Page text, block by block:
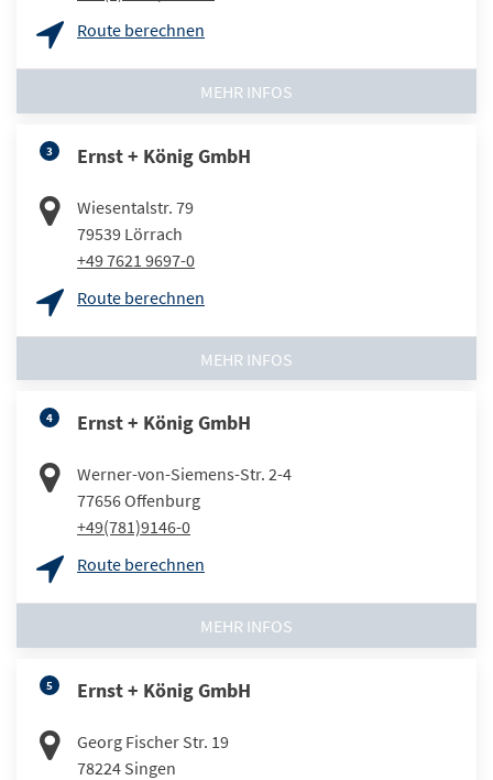
Route berechnen
MEHR INFOS
3 Ernst + König GmbH
Wiesentalstr. 79
79539 Lörrach
+49 7621 9697-0
Route berechnen
MEHR INFOS
4 Ernst + König GmbH
Werner-von-Siemens-Str. 2-4
77656Offenburg
+49(781)9146-0
Route berechnen
MEHR INFOS
5 Ernst + König GmbH
Georg Fischer Str. 19
78224 Singen